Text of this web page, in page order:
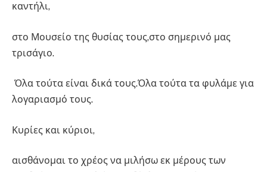
καντήλι,
στο Μουσείο της θυσίας τους,στο σημερινό μας
τρισάγιο.
Όλα τούτα είναι δικά τους.Όλα τούτα τα φυλάμε για
λογαριασμό τους.
Κυρίες και κύριοι,
αισθάνομαι το χρέος να μιλήσω εκ μέρους των